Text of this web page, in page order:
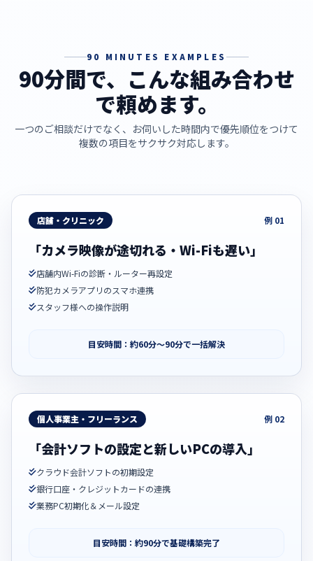
90 MINUTES EXAMPLES
90分間で、こんな組み合わせ
で頼めます。
一つのご相談だけでなく、お伺いした時間内で優先順位をつけて
複数の項目をサクサク対応します。
店舗・クリニック 例 01
「カメラ映像が途切れる・Wi-Fiも遅い」
店舗内Wi-Fiの診断・ルーター再設定
防犯カメラアプリのスマホ連携
スタッフ様への操作説明
目安時間：約60分〜90分で一括解決
個人事業主・フリーランス 例 02
「会計ソフトの設定と新しいPCの導入」
クラウド会計ソフトの初期設定
銀行口座・クレジットカードの連携
業務PC初期化＆メール設定
目安時間：約90分で基礎構築完了